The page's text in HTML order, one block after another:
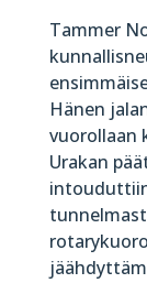
Tammer
Hänen
vuorollaan
Urakan